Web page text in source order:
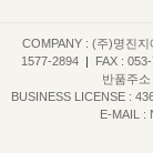
COMPANY : (주)명진지
1577-2894
| FAX :
반품주
BUSINESS LICENSE :
E-MAIL :